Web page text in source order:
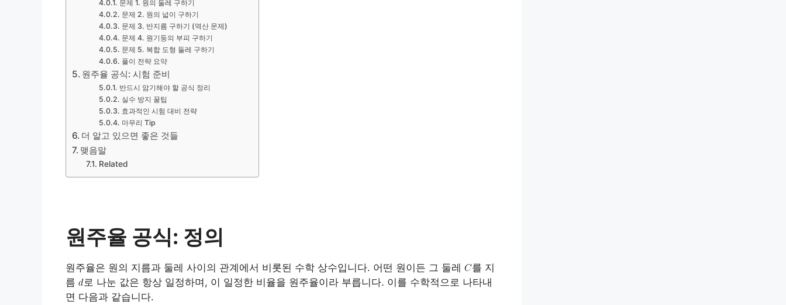
문제 1. 원의 둘레 구하기
문제 2. 원의 넓이 구하기
문제 3. 반지름 구하기 (역산 문제)
문제 4. 원기둥의 부피 구하기
문제 5. 복합 도형 둘레 구하기
풀이 전략 요약
원주율 공식: 시험 준비
반드시 암기해야 할 공식 정리
실수 방지 꿀팁
효과적인 시험 대비 전략
마무리 Tip
더 알고 있으면 좋은 것들
맺음말
Related
원주율 공식: 정의
원주율은 원의 지름과 둘레 사이의 관계에서 비롯된 수학 상수입니다. 어떤 원이든 그 둘레
를 지
름
로 나눈 값은 항상 일정하며, 이 일정한 비율을 원주율이라 부릅니다. 이를 수학적으로 나타내
면 다음과 같습니다.